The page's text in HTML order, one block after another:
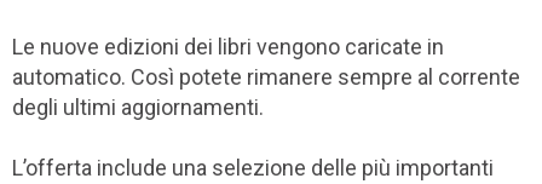
Le nuove edizioni dei libri vengono caricate in
automatico. Così potete rimanere sempre al corrente
degli ultimi aggiornamenti.
L’offerta include una selezione delle più importanti